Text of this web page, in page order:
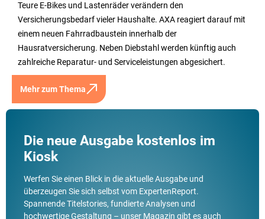
Teure E-Bikes und Lastenräder verändern den
Versicherungsbedarf vieler Haushalte. AXA reagiert darauf mit
einem neuen Fahrradbaustein innerhalb der
Hausratversicherung. Neben Diebstahl werden künftig auch
zahlreiche Reparatur- und Serviceleistungen abgesichert.
Mehr zum Thema
Die neue Ausgabe kostenlos im
Kiosk
Werfen Sie einen Blick in die aktuelle Ausgabe und
überzeugen Sie sich selbst vom ExpertenReport.
Spannende Titelstories, fundierte Analysen und
hochwertige Gestaltung – unser Magazin gibt es auch